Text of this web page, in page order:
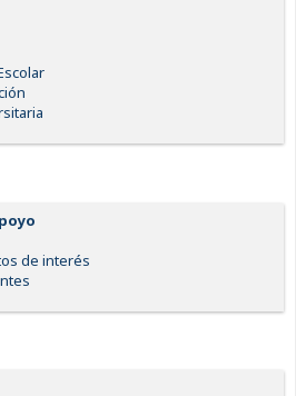
de interés